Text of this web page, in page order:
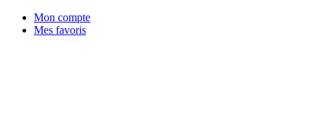
Mon compte
Mes favoris